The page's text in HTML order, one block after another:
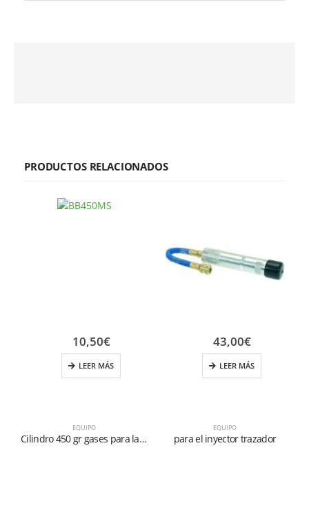
PRODUCTOS RELACIONADOS
EQUIPO
Cilindro 450 gr gases para la soldadura
10,50€
LEER MÁS
EQUIPO
para el inyector trazador
43,00€
LEER MÁS